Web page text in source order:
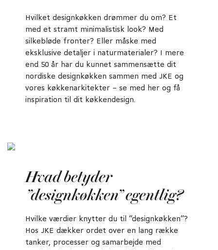
Hvilket designkøkken drømmer du om? Et
med et stramt minimalistisk look? Med
silkebløde fronter? Eller måske med
eksklusive detaljer i naturmaterialer? I mere
end 50 år har du kunnet sammensætte dit
nordiske designkøkken sammen med JKE og
vores køkkenarkitekter – se med her og få
inspiration til dit køkkendesign.
Hvad betyder
”designkøkken” egentlig?
Hvilke værdier knytter du til ”designkøkken”?
Hos JKE dækker ordet over en lang række
tanker, processer og samarbejde med